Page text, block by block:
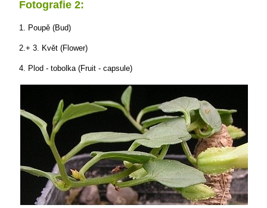
Fotografie 2:
1. Poupě (Bud)
2.+ 3. Květ (Flower)
4. Plod - tobolka (Fruit - capsule)